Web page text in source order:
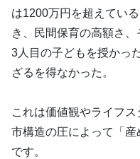
は1200万円を超えてい
き、民間保育の高額さ、
3人目の子どもを授かっ
ざるを得なかった。
これは価値観やライフ
市構造の圧によって「
です。